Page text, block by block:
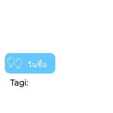
วันชื่อ
Tagi: